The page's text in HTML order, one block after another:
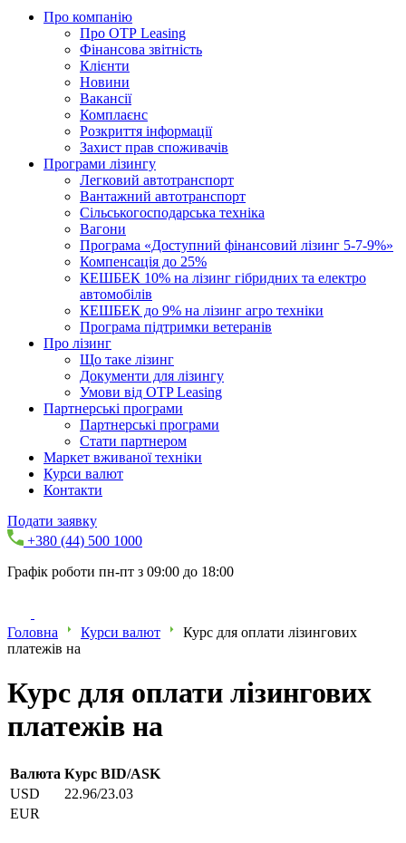
Про компанію
Про ОТР Leasing
Фінансова звітність
Клієнти
Новини
Вакансії
Комплаєнс
Розкриття інформації
Захист прав споживачів
Програми лізингу
Легковий автотранспорт
Вантажний автотранспорт
Cільськогосподарська техніка
Вагони
Програма «Доступний фінансовий лізинг 5-7-9%»
Компенсація до 25%
КЕШБЕК 10% на лізинг гібридних та електро
автомобілів
КЕШБЕК до 9% на лізинг агро техніки
Програма підтримки ветеранів
Про лізинг
Що таке лізинг
Документи для лізингу
Умови від OTP Leasing
Партнерські програми
Партнерські програми
Стати партнером
Маркет вживаної техніки
Курси валют
Контакти
Подати заявку
+380 (44) 500 1000
Графік роботи пн-пт з 09:00 до 18:00
Головна Курси валют
Курс для оплати лізингових
платежів на
Курс для оплати лізингових
платежів на
Валюта Курс BID/ASK
USD
22.96/23.03
EUR